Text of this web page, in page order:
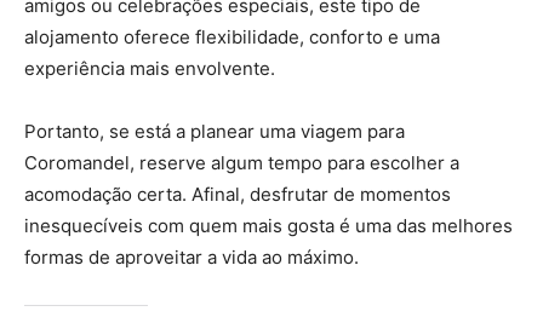
amigos ou celebrações especiais, este tipo de
alojamento oferece flexibilidade, conforto e uma
experiência mais envolvente.
Portanto, se está a planear uma viagem para
Coromandel, reserve algum tempo para escolher a
acomodação certa. Afinal, desfrutar de momentos
inesquecíveis com quem mais gosta é uma das melhores
formas de aproveitar a vida ao máximo.